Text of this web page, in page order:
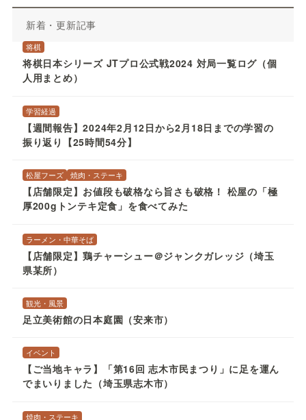
将棋日本シリーズ JTプロ公式戦2024 対局一覧ログ（個
人用まとめ）
学習経過
振り返り【25時間54分】
松屋フーズ 焼肉・ステーキ
厚200gトンテキ定食」を食べてみた
ラーメン・中華そば
県某所）
観光・風景
イベント
でまいりました（埼玉県志木市）
焼肉・ステーキ